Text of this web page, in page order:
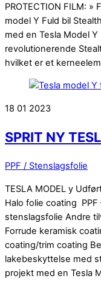
PROTECTION FILM:
model Y Fuld bil
med en Tesla Model
revolutionerende
hvilket er et
18 01 2023
SPRIT NY
PPF / Stenslagsfolie
TESLA MODEL y
Halo folie coating PPF
stenslagsfolie Andre
Forrude keramisk
coating/trim coating
lakebeskyttelse med
projekt med en Tesla